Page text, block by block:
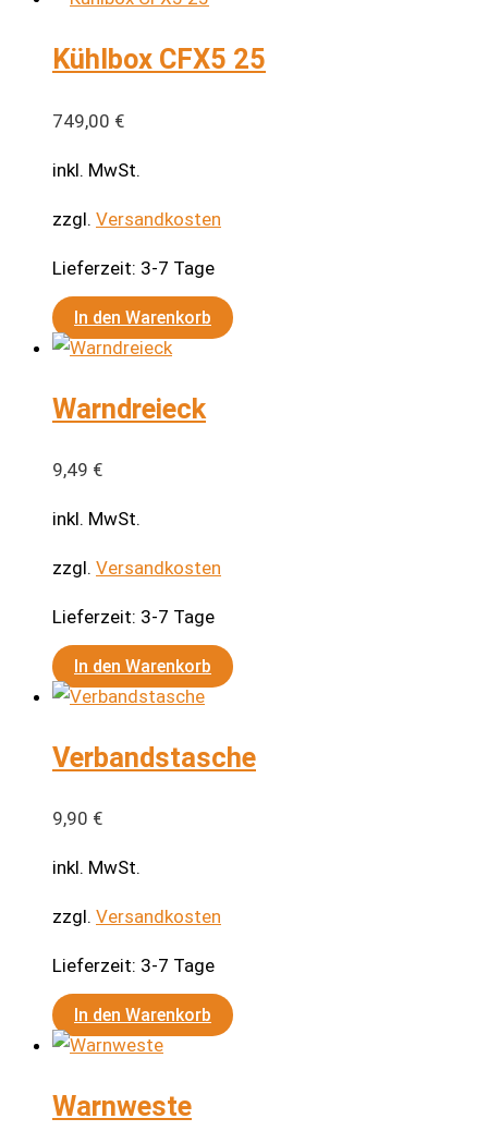
Kühlbox CFX5 25
749,00 €
inkl. MwSt.
zzgl. Versandkosten
Lieferzeit: 3-7 Tage
In den Warenkorb
Warndreieck
9,49 €
inkl. MwSt.
zzgl. Versandkosten
Lieferzeit: 3-7 Tage
In den Warenkorb
Verbandstasche
9,90 €
inkl. MwSt.
zzgl. Versandkosten
Lieferzeit: 3-7 Tage
In den Warenkorb
Warnweste